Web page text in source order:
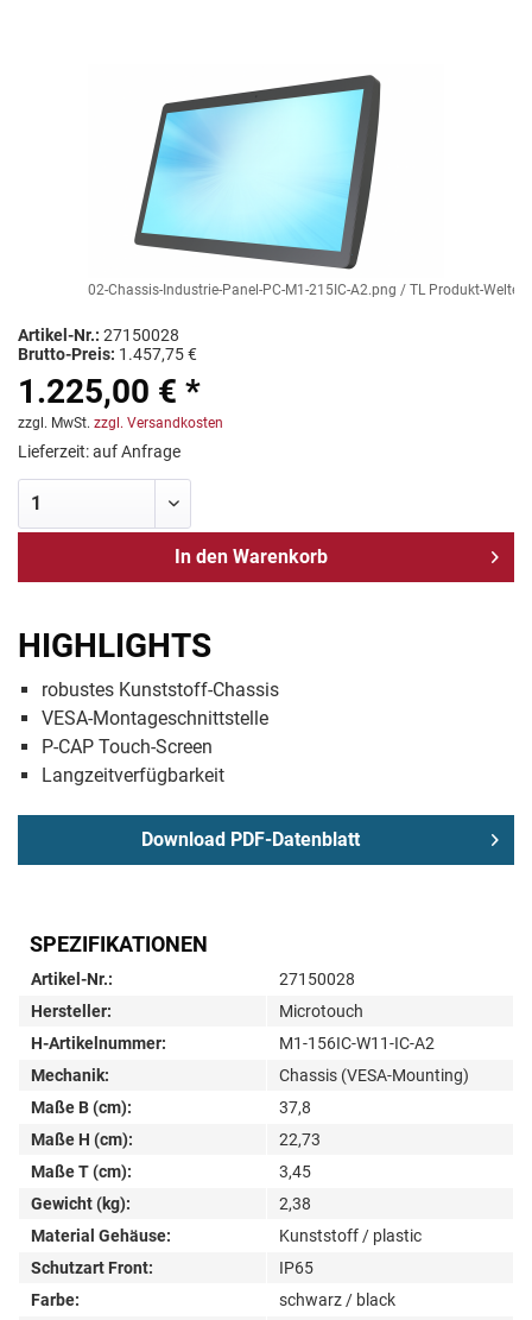
02-Chassis-Industrie-Panel-PC-M1-215IC-A2.png / TL Produkt-
Artikel-Nr.: 27150028
Brutto-Preis: 1.457,75 €
1.225,00 € *
zzgl. MwSt. zzgl. Versandkosten
Lieferzeit: auf Anfrage
In den Warenkorb
HIGHLIGHTS
robustes Kunststoff-Chassis
VESA-Montageschnittstelle
P-CAP Touch-Screen
Langzeitverfügbarkeit
Download PDF-Datenblatt
SPEZIFIKATIONEN
Artikel-Nr.:
27150028
Hersteller:
Microtouch
H-Artikelnummer:
M1-156IC-W11-IC-A2
Mechanik:
Chassis (VESA-Mounting)
Maße B (cm):
37,8
Maße H (cm):
22,73
Maße T (cm):
3,45
Gewicht (kg):
2,38
Material Gehäuse:
Kunststoff / plastic
Schutzart Front:
IP65
Farbe:
schwarz / black